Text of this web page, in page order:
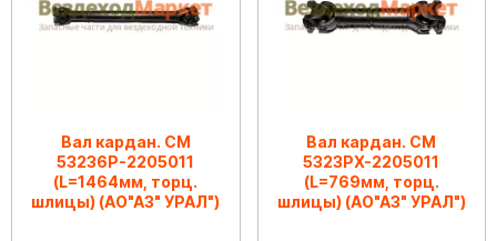
Вал кардан. СМ
53236Р-2205011
(L=1464мм, торц.
шлицы) (АО"АЗ" УРАЛ")
Вал кардан. СМ
5323РХ-2205011
(L=769мм, торц.
шлицы) (АО"АЗ" УРАЛ")